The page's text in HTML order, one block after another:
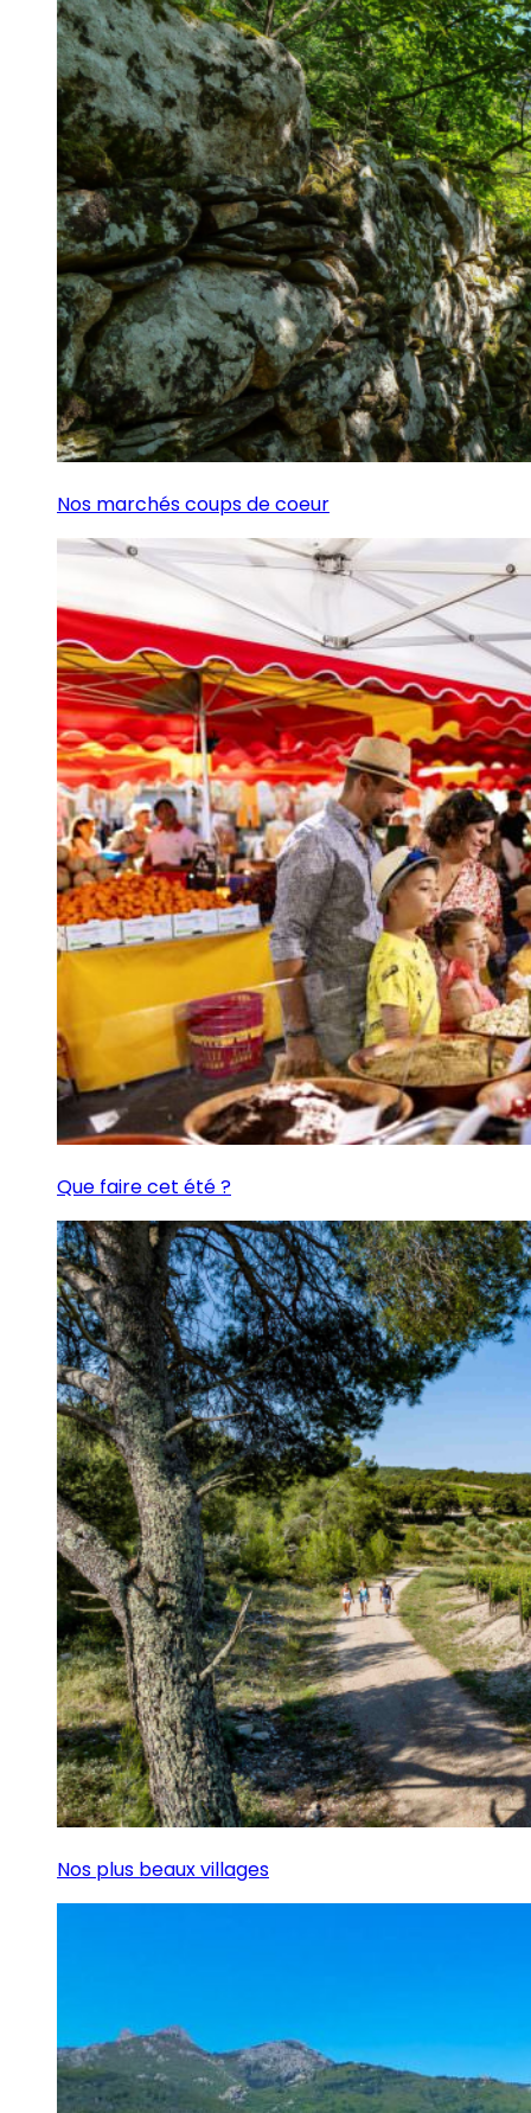
Nos marchés coups de coeur
Que faire cet été ?
Nos plus beaux villages